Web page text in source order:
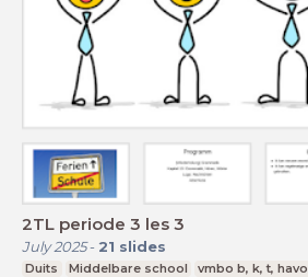
2TL periode 3 les 3
July 2025- 21 slides
Duits Middelbare school vmbo b, k, t, havo